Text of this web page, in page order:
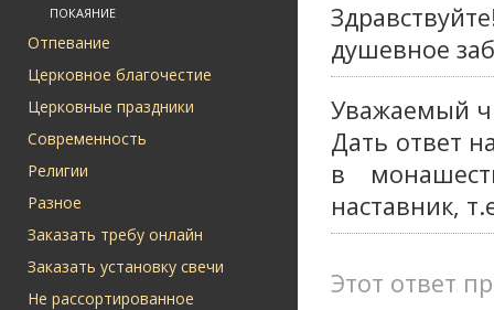
ПОКАЯНИЕ
Отпевание
Церковное благочестие
Церковные праздники
Современность
Религии
Разное
Заказать требу онлайн
Заказать установку свечи
Не рассортированное
душевное
Уважаемый
Дать ответ
в
наставник,
Этот ответ